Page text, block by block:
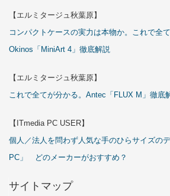
【エルミタージュ秋葉原】
コンパクトケースの実力は本物か。これで全て
Okinos「MiniArt 4」徹底解説
【エルミタージュ秋葉原】
これで全てが分かる。Antec「FLUX M」徹底
【ITmedia PC USER】
個人／法人を問わず人気な手のひらサイズの
PC」 どのメーカーがおすすめ？
サイトマップ